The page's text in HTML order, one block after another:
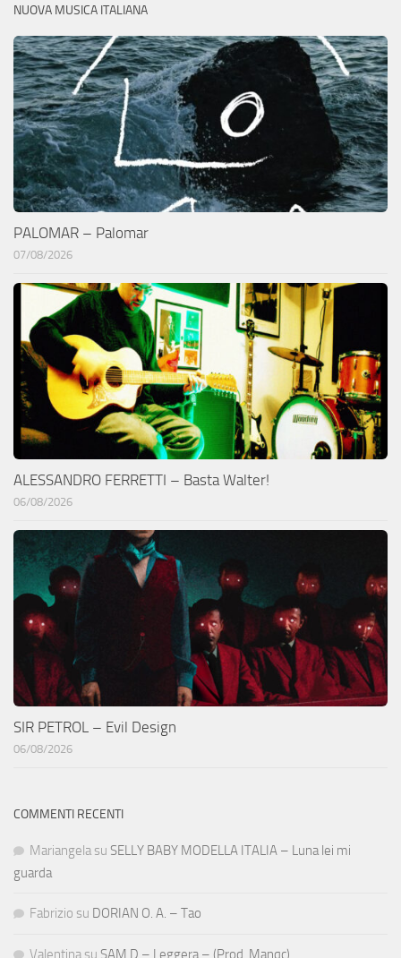
NUOVA MUSICA ITALIANA
PALOMAR – Palomar
07/08/2026
ALESSANDRO FERRETTI – Basta Walter!
06/08/2026
SIR PETROL – Evil Design
06/08/2026
COMMENTI RECENTI
Mariangela su SELLY BABY MODELLA ITALIA – Luna lei mi
guarda
Fabrizio su DORIAN O. A. – Tao
Valentina su SAM D – Leggera – (Prod. Manqc)